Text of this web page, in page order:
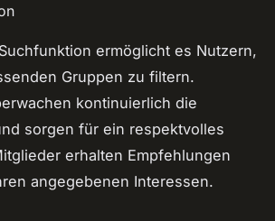
ermöglicht es Nutzern,
Gruppen zu filtern.
kontinuierlich die
sorgen für ein respektvolles
erhalten Empfehlungen
angegebenen Interessen.